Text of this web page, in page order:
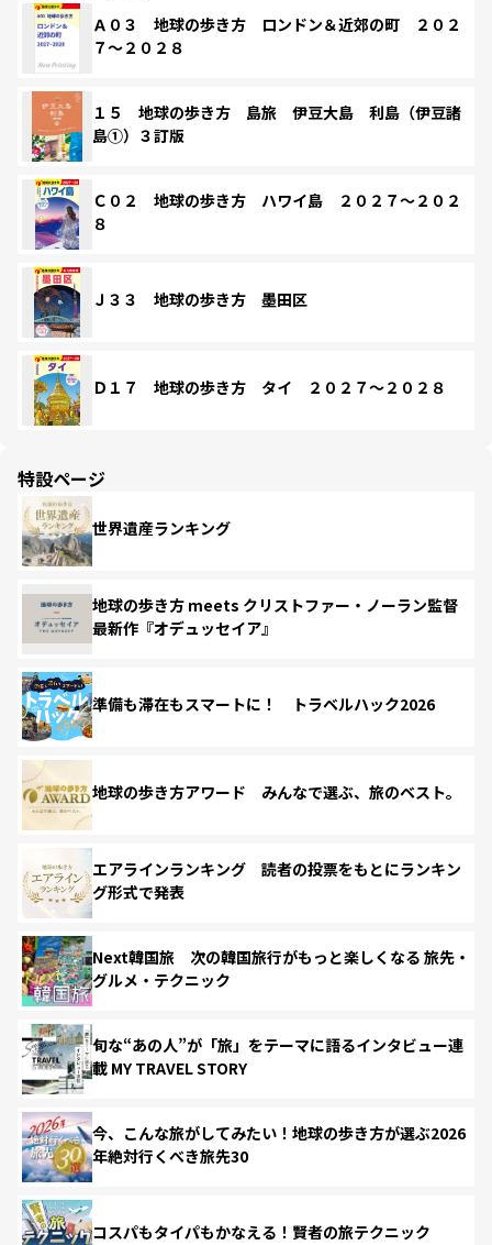
Ａ０３ 地球の歩き方 ロンドン＆近郊の町 ２０２
７～２０２８
１５ 地球の歩き方 島旅 伊豆大島 利島（伊豆諸
島①）３訂版
Ｃ０２ 地球の歩き方 ハワイ島 ２０２７～２０２
８
Ｊ３３ 地球の歩き方 墨田区
Ｄ１７ 地球の歩き方 タイ ２０２７～２０２８
特設ページ
世界遺産ランキング
地球の歩き方 meets クリストファー・ノーラン監督
最新作『オデュッセイア』
準備も滞在もスマートに！ トラベルハック2026
地球の歩き方アワード みんなで選ぶ、旅のベスト。
エアラインランキング 読者の投票をもとにランキン
グ形式で発表
Next韓国旅 次の韓国旅行がもっと楽しくなる 旅先・
グルメ・テクニック
旬な“あの人”が「旅」をテーマに語るインタビュー連
載 MY TRAVEL STORY
今、こんな旅がしてみたい！地球の歩き方が選ぶ2026
年絶対行くべき旅先30
コスパもタイパもかなえる！賢者の旅テクニック